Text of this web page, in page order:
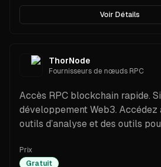
Voir Détails
ThorNode
Fournisseurs de nœuds RPC
Accès RPC blockchain rapide.
développement Web3. Accédez
outils d’analyse et des outils
Prix
Gratuit